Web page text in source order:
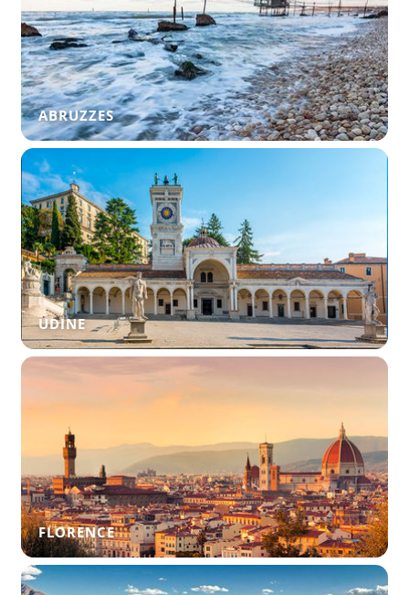
ABRUZZES
UDINE
FLORENCE